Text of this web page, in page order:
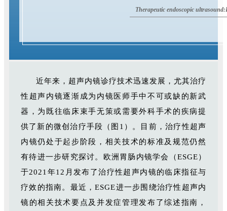
Therapeutic endoscopic
近年来，超声内镜诊疗技术迅速发展，尤其治疗
性超声内镜逐渐成为内镜医师手中不可或缺的新武
器，为既往临床束手无策或需要外科手术的疾病提
供了新的微创治疗手段（图1）。
目前，治疗性超声
内镜仍处于起步阶段，相关技术的标准及规范仍然
有待进一步研究探讨。欧洲胃肠内镜学会（ESGE）
于2021年12月发布了治疗性超声内镜的临床指征与
疗效的指南。 最近，ESGE进一步围绕治疗性超声内
镜的相关技术要点及并发症管理发布了综述指南，